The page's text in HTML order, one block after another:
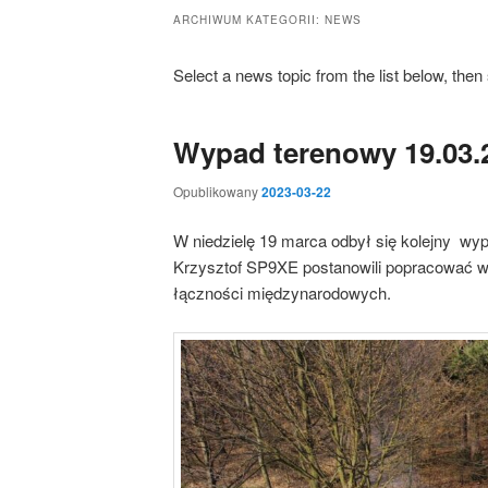
ARCHIWUM KATEGORII:NEWS
Select a news topic from the list below,
Wypad terenowy
Opublikowany2023-03-22
W niedzielę 19 marca odbył się kolejny
Krzysztof SP9XE postanowili popracować
łączności międzynarodowych.